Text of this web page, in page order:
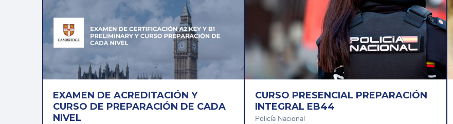
EXAMEN DE ACREDITACIÓN Y
CURSO DE PREPARACIÓN DE CADA
NIVEL
CURSO PRESENCIAL PREPARACIÓN
INTEGRAL EB44
Policía Nacional